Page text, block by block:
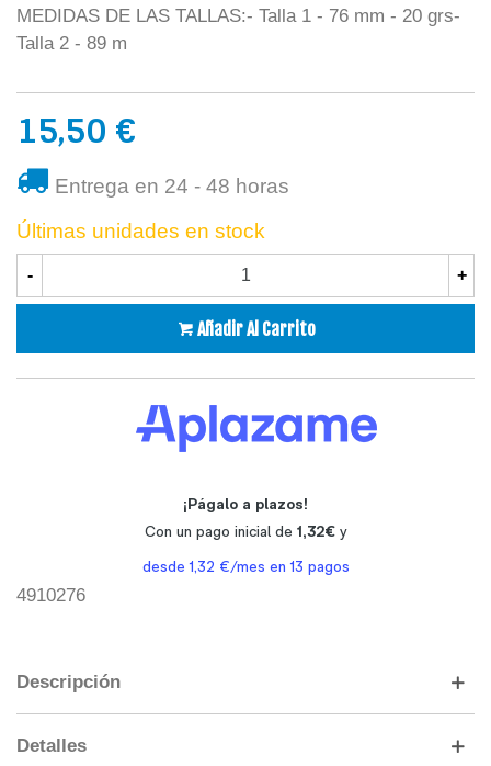
MEDIDAS DE LAS TALLAS:- Talla 1 - 76 mm - 20 grs-
Talla 2 - 89 m
15,50 €
Entrega en 24 - 48 horas
Últimas unidades en stock
- +
Añadir Al Carrito
4910276
Descripción
Detalles